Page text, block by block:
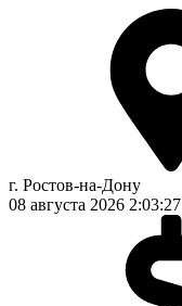
г. Ростов-на-Дону
08 августа 2026 2:03:28